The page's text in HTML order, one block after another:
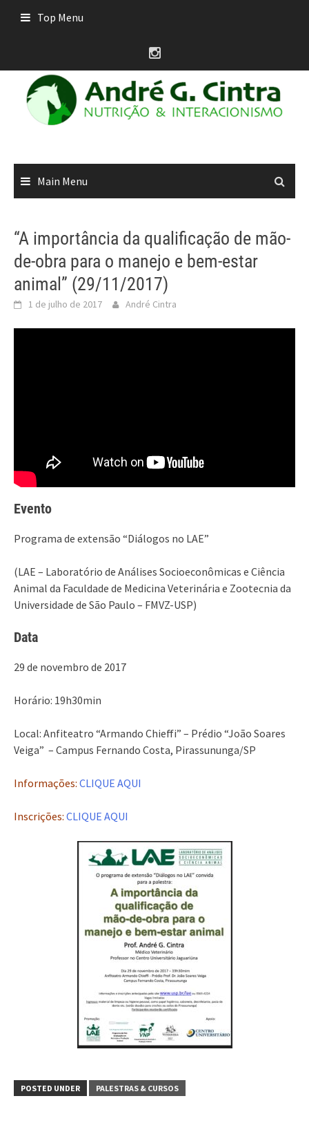
Top Menu
Main Menu
“A importância da qualificação de mão-
de-obra para o manejo e bem-estar
animal” (29/11/2017)
1 de julho de 2017 André Cintra
Evento
Programa de extensão “Diálogos no LAE”
(LAE – Laboratório de Análises Socioeconômicas e Ciência
Animal da Faculdade de Medicina Veterinária e Zootecnia da
Universidade de São Paulo – FMVZ-USP)
Data
29 de novembro de 2017
Horário: 19h30min
Local: Anfiteatro “Armando Chieffi” – Prédio “João Soares
Veiga” – Campus Fernando Costa, Pirassununga/SP
Informações: CLIQUE AQUI
Inscrições: CLIQUE AQUI
POSTED UNDER PALESTRAS & CURSOS